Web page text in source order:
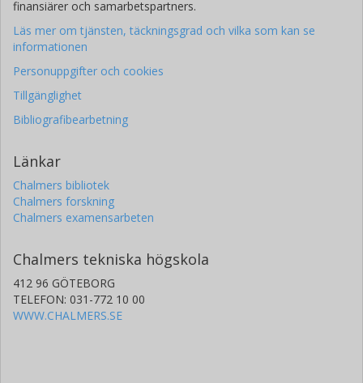
finansiärer och samarbetspartners.
Läs mer om tjänsten, täckningsgrad och vilka som kan se
informationen
Personuppgifter och cookies
Tillgänglighet
Bibliografibearbetning
Länkar
Chalmers bibliotek
Chalmers forskning
Chalmers examensarbeten
Chalmers tekniska högskola
412 96 GÖTEBORG
TELEFON: 031-772 10 00
WWW.CHALMERS.SE